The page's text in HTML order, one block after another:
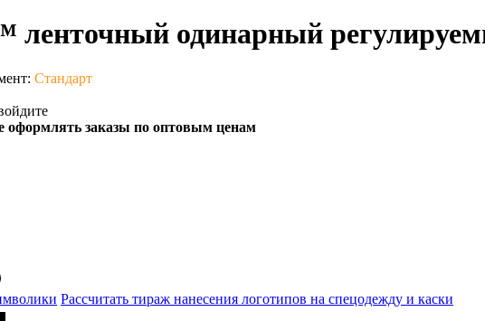
ленточный одинарный
Стандарт
оформлять заказы по оптовым ценам
Рассчитать тираж нанесения логотипов на спецодежду и каски